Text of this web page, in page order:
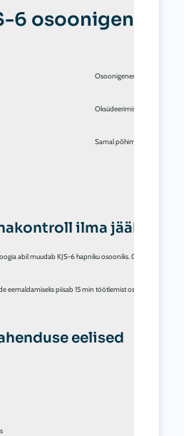
6
Osoonigeneraator Itec KJS-6
Oksüdeerimisprotsessis
Samal põhimõttel toimub ka
ilma
abil muudab KJS-6 hapniku osooniks. Osoon on
eemaldamiseks piisab 15 min töötlemist osooniga.
eelised